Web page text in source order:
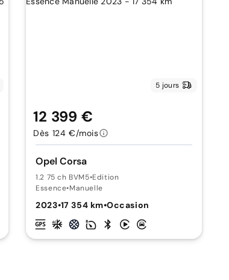
5 jours
Opel Corsa
1.2 75 ch BVM5•Edition
Essence•Manuelle
2023•17 354 km•Occasion
12 399 €
Dès 124 €/mois